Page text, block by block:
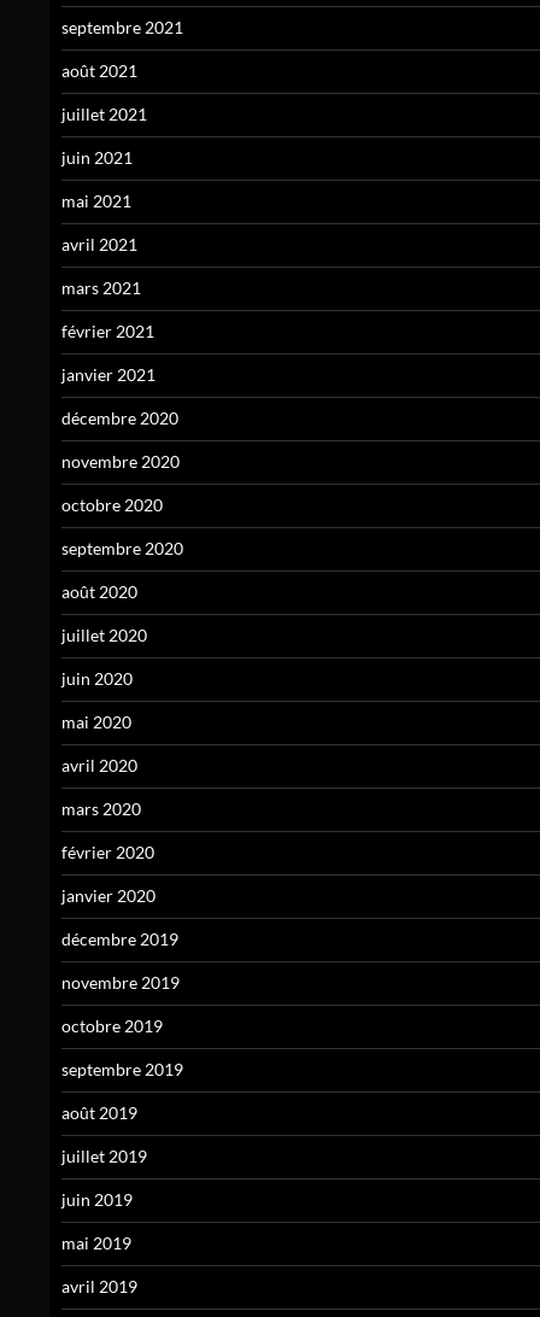
septembre 2021
août 2021
juillet 2021
juin 2021
mai 2021
avril 2021
mars 2021
février 2021
janvier 2021
décembre 2020
novembre 2020
octobre 2020
septembre 2020
août 2020
juillet 2020
juin 2020
mai 2020
avril 2020
mars 2020
février 2020
janvier 2020
décembre 2019
novembre 2019
octobre 2019
septembre 2019
août 2019
juillet 2019
juin 2019
mai 2019
avril 2019